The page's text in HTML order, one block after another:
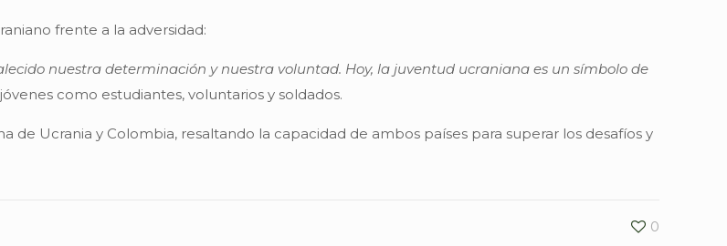
frente a la adversidad:
nuestra determinación y nuestra voluntad. Hoy, la juventud ucraniana es un símbolo de
como estudiantes, voluntarios y soldados.
de Ucrania y Colombia, resaltando la capacidad de ambos países para superar los desafíos y
0